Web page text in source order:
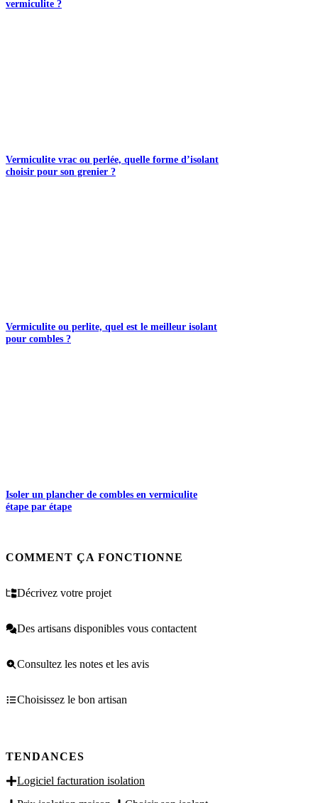
vermiculite ?
Vermiculite vrac ou perlée, quelle forme d’isolant
choisir pour son grenier ?
Vermiculite ou perlite, quel est le meilleur isolant
pour combles ?
Isoler un plancher de combles en vermiculite
étape par étape
COMMENT ÇA FONCTIONNE
Décrivez votre projet
Des artisans disponibles vous contactent
Consultez les notes et les avis
Choisissez le bon artisan
TENDANCES
Logiciel facturation isolation